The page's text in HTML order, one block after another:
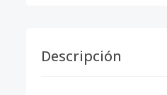
Descripción